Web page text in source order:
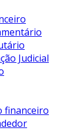
Judicial
financeiro